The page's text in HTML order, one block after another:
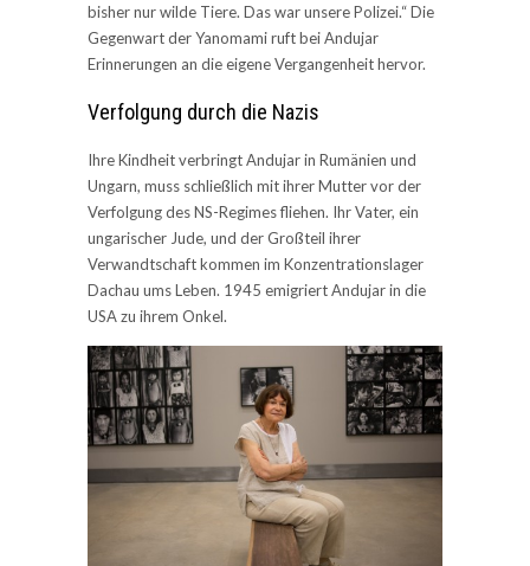
bisher nur wilde Tiere. Das war unsere Polizei.“ Die
Gegenwart der Yanomami ruft bei Andujar
Erinnerungen an die eigene Vergangenheit hervor.
Verfolgung durch die Nazis
Ihre Kindheit verbringt Andujar in Rumänien und
Ungarn, muss schließlich mit ihrer Mutter vor der
Verfolgung des NS-Regimes fliehen. Ihr Vater, ein
ungarischer Jude, und der Großteil ihrer
Verwandtschaft kommen im Konzentrationslager
Dachau ums Leben. 1945 emigriert Andujar in die
USA zu ihrem Onkel.